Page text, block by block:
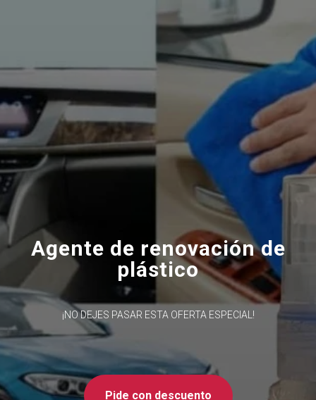
Agente de renovación de
plástico
¡NO DEJES PASAR ESTA OFERTA ESPECIAL!
Pide con descuento